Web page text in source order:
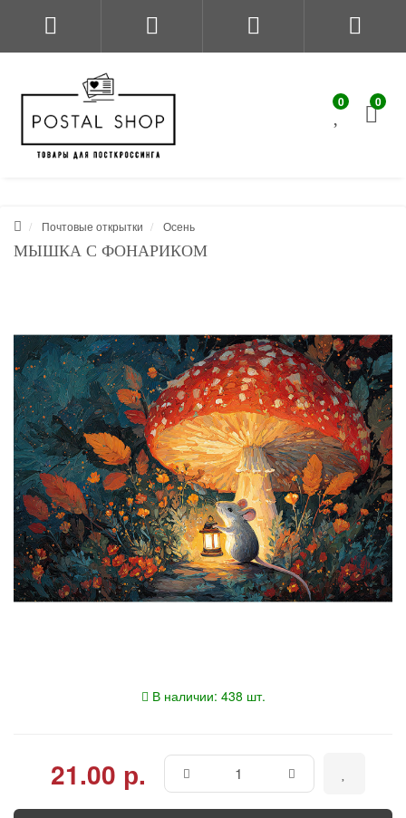
0 0
Почтовые открытки Осень
МЫШКА С ФОНАРИКОМ
В наличии: 438 шт.
21.00 р.